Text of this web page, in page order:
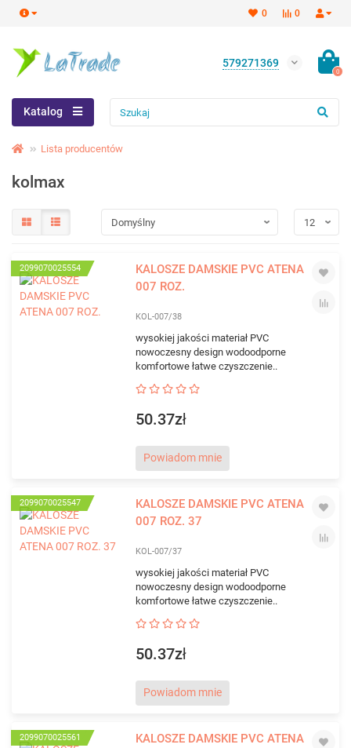
0
0
579271369
0
Katalog
Lista producentów
kolmax
2099070025554
KALOSZE DAMSKIE PVC ATENA
007 ROZ.
KOL-007/38
wysokiej jakości materiał PVC
nowoczesny design wodoodporne
komfortowe łatwe czyszczenie..
50.37zł
Powiadom mnie
2099070025547
KALOSZE DAMSKIE PVC ATENA
007 ROZ. 37
KOL-007/37
wysokiej jakości materiał PVC
nowoczesny design wodoodporne
komfortowe łatwe czyszczenie..
50.37zł
Powiadom mnie
2099070025561
KALOSZE DAMSKIE PVC ATENA